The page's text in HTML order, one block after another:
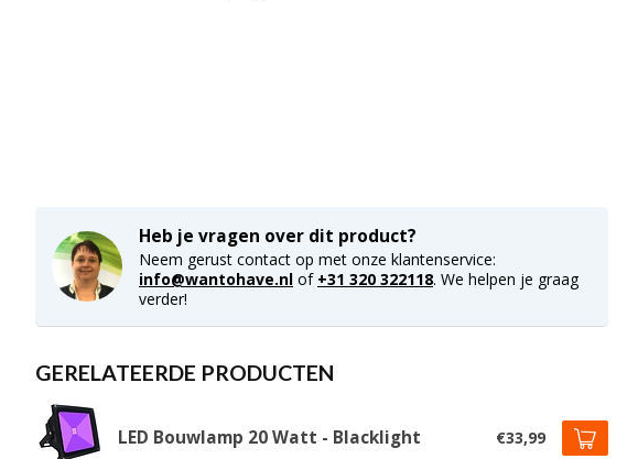
Heb je vragen over dit product?
Neem gerust contact op met onze klantenservice:
info@wantohave.nl of +31 320 322118. We helpen je graag
verder!
GERELATEERDE PRODUCTEN
LED Bouwlamp 20 Watt - Blacklight €33,99